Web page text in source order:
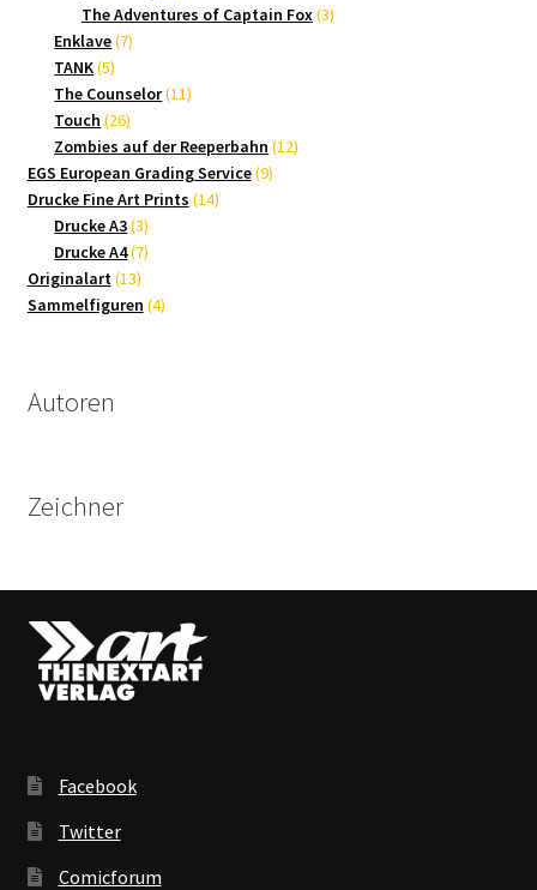
Produkte
The Adventures of Captain Fox 33
Enklave 77
TANK 55
Produkte
The Counselor 1111
Touch 2626
Produkte
Zombies auf der Reeperbahn 1212
EGS European Grading Service 99
Drucke Fine Art Prints 1414
Drucke A3 33
Produkte
Drucke A4 77
Originalart 1313
Produkte
Sammelfiguren 44
Autoren
Zeichner
Facebook
Twitter
Comicforum